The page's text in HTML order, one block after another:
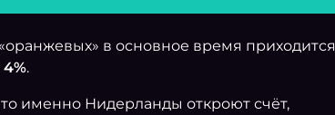
в основное время приходится
4%.
именно Нидерланды откроют счёт,